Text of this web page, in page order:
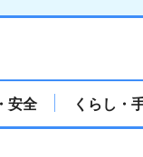
安全 くらし・